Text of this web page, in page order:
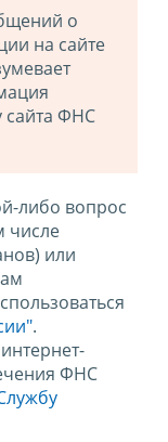
о
на сайте
сайта ФНС
либо вопрос
числе
или
.
ФНС